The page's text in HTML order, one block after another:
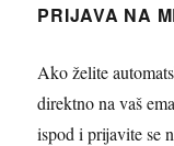
PRIJAVA NA
Ako želite
direktno na vaš
ispod i prijavite se